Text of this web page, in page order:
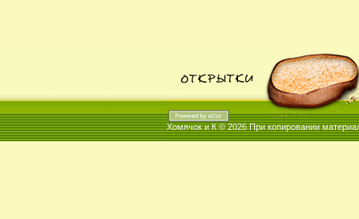
Хомячок и К © 2026При копировании